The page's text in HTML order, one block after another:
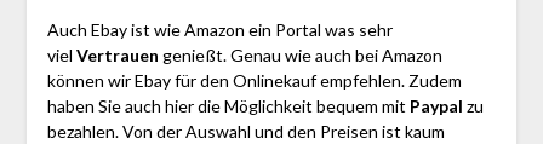
Auch Ebay ist wie Amazon ein Portal was sehr
viel Vertrauen genießt. Genau wie auch bei Amazon
können wir Ebay für den Onlinekauf empfehlen. Zudem
haben Sie auch hier die Möglichkeit bequem mit Paypal zu
bezahlen. Von der Auswahl und den Preisen ist kaum